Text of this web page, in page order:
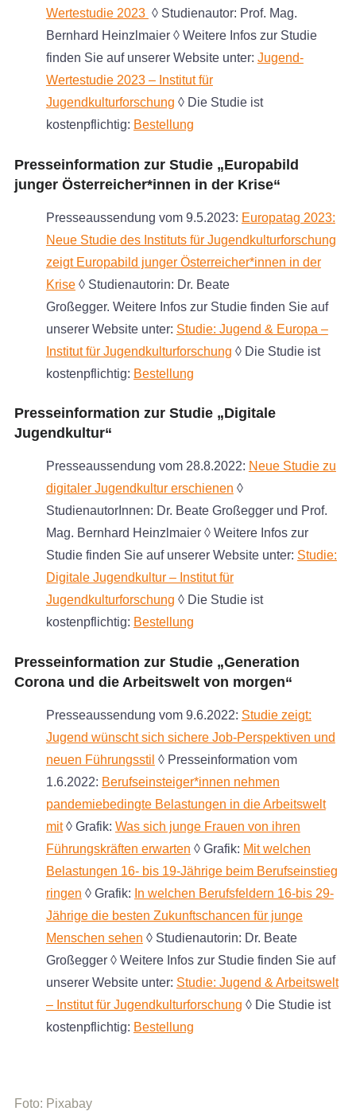
Wertestudie 2023 ◊ Studienautor: Prof. Mag.
Bernhard Heinzlmaier ◊ Weitere Infos zur Studie
finden Sie auf unserer Website unter: Jugend-
Wertestudie 2023 – Institut für
Jugendkulturforschung ◊ Die Studie ist
kostenpflichtig: Bestellung
Presseinformation zur Studie „Europabild
junger Österreicher*innen in der Krise“
Presseaussendung vom 9.5.2023: Europatag 2023:
Neue Studie des Instituts für Jugendkulturforschung
zeigt Europabild junger Österreicher*innen in der
Krise◊ Studienautorin: Dr. Beate
Großegger. Weitere Infos zur Studie finden Sie auf
unserer Website unter: Studie: Jugend & Europa –
Institut für Jugendkulturforschung ◊ Die Studie ist
kostenpflichtig: Bestellung
Presseinformation zur Studie „Digitale
Jugendkultur“
Presseaussendung vom 28.8.2022: Neue Studie zu
digitaler Jugendkultur erschienen ◊
StudienautorInnen: Dr. Beate Großegger und Prof.
Mag. Bernhard Heinzlmaier ◊ Weitere Infos zur
Studie finden Sie auf unserer Website unter: Studie:
Digitale Jugendkultur – Institut für
Jugendkulturforschung ◊ Die Studie ist
kostenpflichtig: Bestellung
Presseinformation zur Studie „Generation
Corona und die Arbeitswelt von morgen“
Presseaussendung vom 9.6.2022: Studie zeigt:
Jugend wünscht sich sichere Job-Perspektiven und
neuen Führungsstil ◊ Presseinformation vom
1.6.2022: Berufseinsteiger*innen nehmen
pandemiebedingte Belastungen in die Arbeitswelt
mit◊ Grafik: Was sich junge Frauen von ihren
Führungskräften erwarten ◊ Grafik: Mit welchen
Belastungen 16- bis 19-Jährige beim Berufseinstieg
ringen ◊ Grafik: In welchen Berufsfeldern 16-bis 29-
Jährige die besten Zukunftschancen für junge
Menschen sehen ◊ Studienautorin: Dr. Beate
Großegger ◊ Weitere Infos zur Studie finden Sie auf
unserer Website unter: Studie: Jugend & Arbeitswelt
– Institut für Jugendkulturforschung ◊ Die Studie ist
kostenpflichtig: Bestellung
Foto: Pixabay